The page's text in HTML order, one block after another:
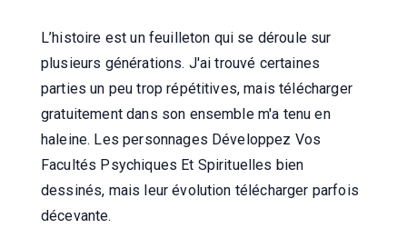
L’histoire est un feuilleton qui se déroule sur
plusieurs générations. J'ai trouvé certaines
parties un peu trop répétitives, mais télécharger
gratuitement dans son ensemble m'a tenu en
haleine. Les personnages Développez Vos
Facultés Psychiques Et Spirituelles bien
dessinés, mais leur évolution télécharger parfois
décevante.